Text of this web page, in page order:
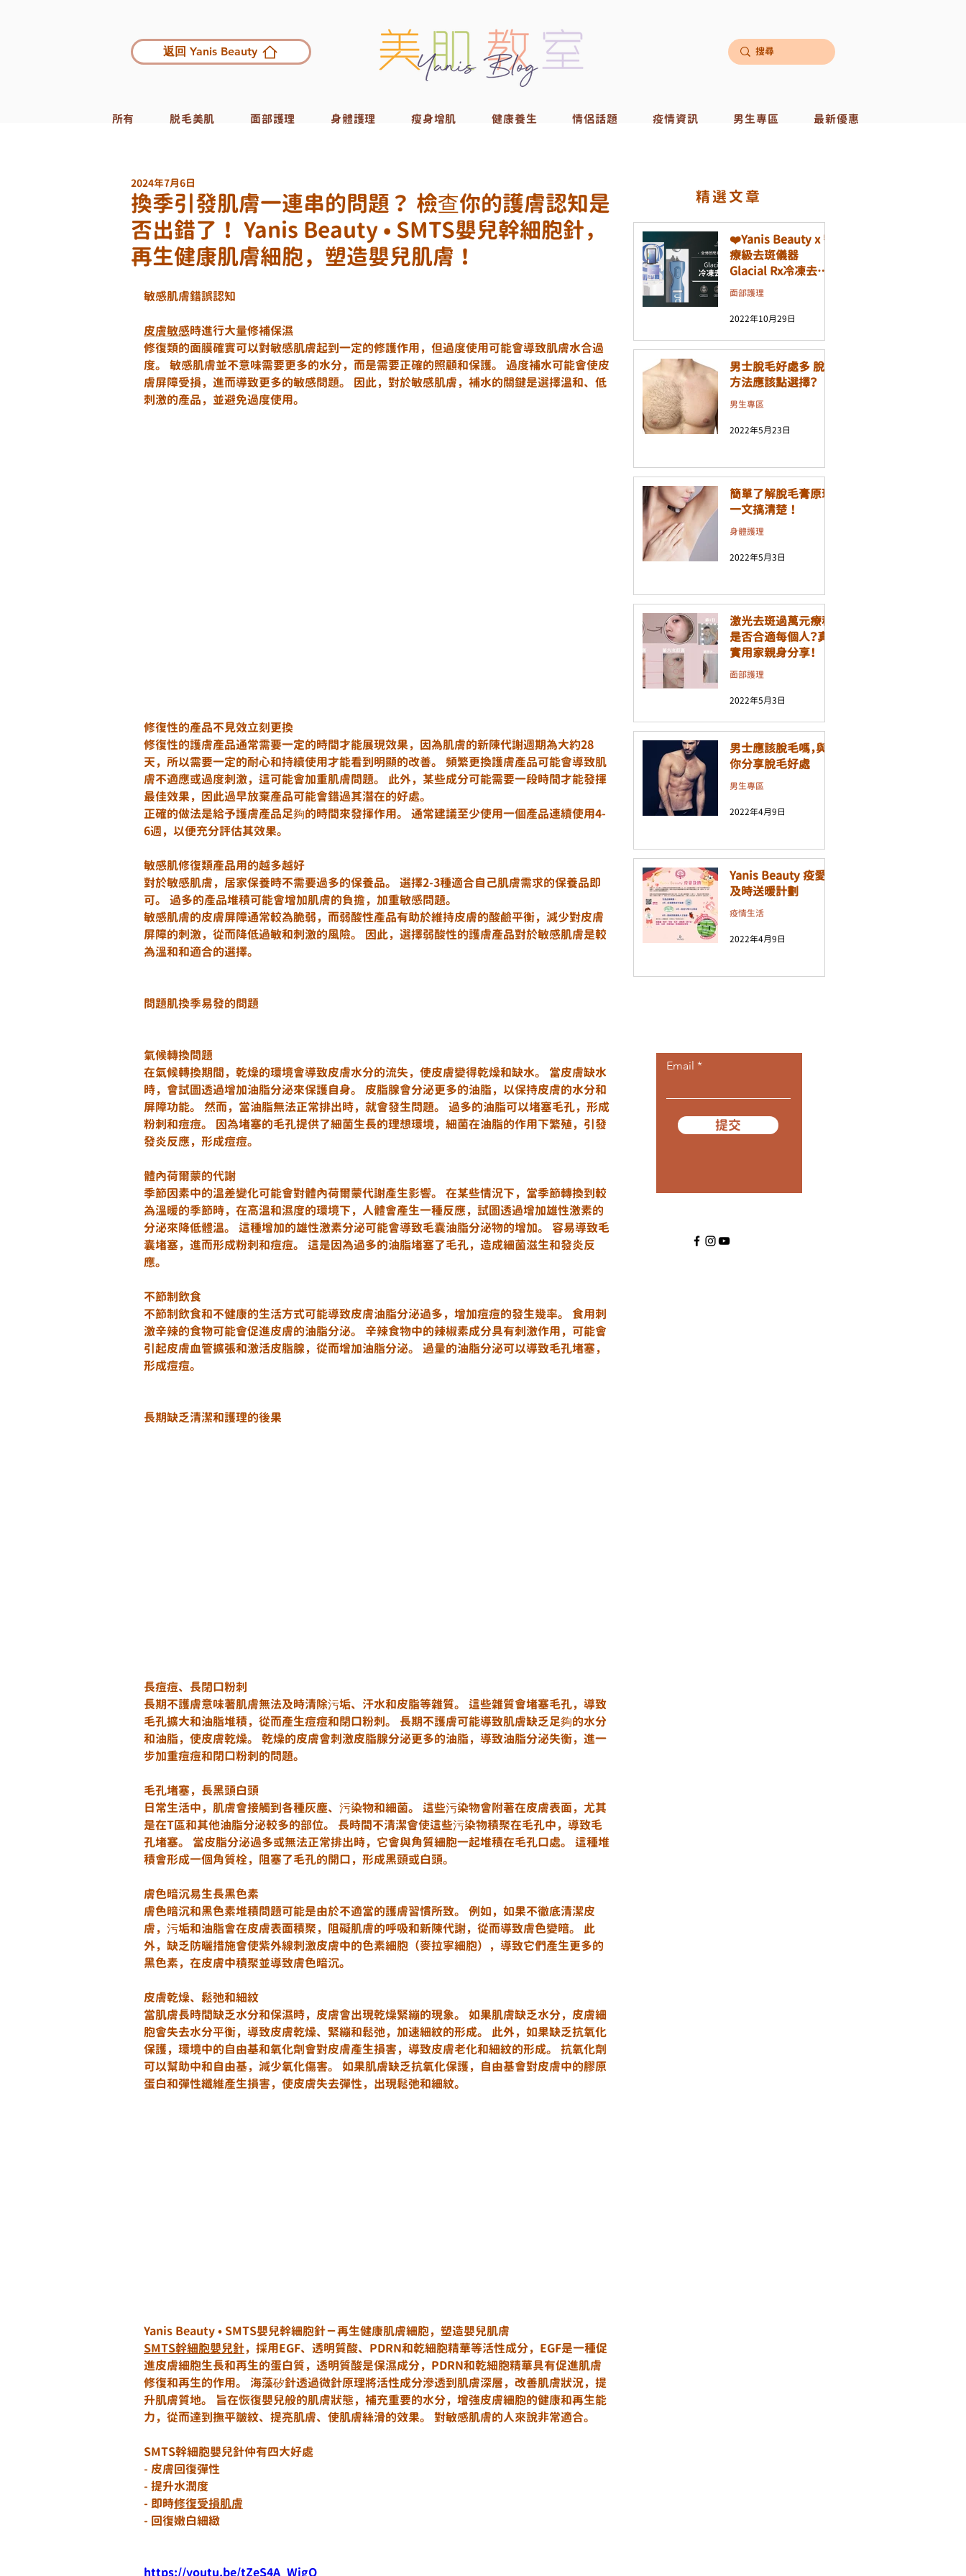
返回 Yanis Beauty
所有 脱毛美肌 面部護理 身體護理 瘦身增肌 健康養生 情侶話題 疫情資訊 男生專區 最新優惠
換季引發肌膚一連串的問題？ 檢查你的護膚認知是
否出錯了！ Yanis Beauty • SMTS嬰兒幹細胞針，
再生健康肌膚細胞，塑造嬰兒肌膚！
2024年7月6日
敏感肌膚錯誤認知
皮膚敏感時進行大量修補保濕
修復類的面膜確實可以對敏感肌膚起到一定的修護作用，但過度使用可能會導致肌膚水合過
度。 敏感肌膚並不意味需要更多的水分，而是需要正確的照顧和保護。 過度補水可能會使皮
膚屏障受損，進而導致更多的敏感問題。 因此，對於敏感肌膚，補水的關鍵是選擇溫和、低
刺激的產品，並避免過度使用。
修復性的產品不見效立刻更換
修復性的護膚產品通常需要一定的時間才能展現效果，因為肌膚的新陳代謝週期為大約28
天，所以需要一定的耐心和持續使用才能看到明顯的改善。 頻繁更換護膚產品可能會導致肌
膚不適應或過度刺激，這可能會加重肌膚問題。 此外，某些成分可能需要一段時間才能發揮
最佳效果，因此過早放棄產品可能會錯過其潛在的好處。
正確的做法是給予護膚產品足夠的時間來發揮作用。 通常建議至少使用一個產品連續使用4-
6週，以便充分評估其效果。
敏感肌修復類產品用的越多越好
對於敏感肌膚，居家保養時不需要過多的保養品。 選擇2-3種適合自己肌膚需求的保養品即
可。 過多的產品堆積可能會增加肌膚的負擔，加重敏感問題。
敏感肌膚的皮膚屏障通常較為脆弱，而弱酸性產品有助於維持皮膚的酸鹼平衡，減少對皮膚
屏障的刺激，從而降低過敏和刺激的風險。 因此，選擇弱酸性的護膚產品對於敏感肌膚是較
為溫和和適合的選擇。
問題肌換季易發的問題
氣候轉換問題
在氣候轉換期間，乾燥的環境會導致皮膚水分的流失，使皮膚變得乾燥和缺水。 當皮膚缺水
時，會試圖透過增加油脂分泌來保護自身。 皮脂腺會分泌更多的油脂，以保持皮膚的水分和
屏障功能。 然而，當油脂無法正常排出時，就會發生問題。 過多的油脂可以堵塞毛孔，形成
粉刺和痘痘。 因為堵塞的毛孔提供了細菌生長的理想環境，細菌在油脂的作用下繁殖，引發
發炎反應，形成痘痘。
體內荷爾蒙的代謝
季節因素中的溫差變化可能會對體內荷爾蒙代謝產生影響。 在某些情況下，當季節轉換到較
為溫暖的季節時，在高溫和濕度的環境下，人體會產生一種反應，試圖透過增加雄性激素的
分泌來降低體溫。 這種增加的雄性激素分泌可能會導致毛囊油脂分泌物的增加。 容易導致毛
囊堵塞，進而形成粉刺和痘痘。 這是因為過多的油脂堵塞了毛孔，造成細菌滋生和發炎反
應。
不節制飲食
不節制飲食和不健康的生活方式可能導致皮膚油脂分泌過多，增加痘痘的發生幾率。 食用刺
激辛辣的食物可能會促進皮膚的油脂分泌。 辛辣食物中的辣椒素成分具有刺激作用，可能會
引起皮膚血管擴張和激活皮脂腺，從而增加油脂分泌。 過量的油脂分泌可以導致毛孔堵塞，
形成痘痘。
長期缺乏清潔和護理的後果
長痘痘、長閉口粉刺
長期不護膚意味著肌膚無法及時清除污垢、汗水和皮脂等雜質。 這些雜質會堵塞毛孔，導致
毛孔擴大和油脂堆積，從而產生痘痘和閉口粉刺。 長期不護膚可能導致肌膚缺乏足夠的水分
和油脂，使皮膚乾燥。 乾燥的皮膚會刺激皮脂腺分泌更多的油脂，導致油脂分泌失衡，進一
步加重痘痘和閉口粉刺的問題。
毛孔堵塞，長黑頭白頭
日常生活中，肌膚會接觸到各種灰塵、污染物和細菌。 這些污染物會附著在皮膚表面，尤其
是在T區和其他油脂分泌較多的部位。 長時間不清潔會使這些污染物積聚在毛孔中，導致毛
孔堵塞。 當皮脂分泌過多或無法正常排出時，它會與角質細胞一起堆積在毛孔口處。 這種堆
積會形成一個角質栓，阻塞了毛孔的開口，形成黑頭或白頭。
膚色暗沉易生長黑色素
膚色暗沉和黑色素堆積問題可能是由於不適當的護膚習慣所致。 例如，如果不徹底清潔皮
膚，污垢和油脂會在皮膚表面積聚，阻礙肌膚的呼吸和新陳代謝，從而導致膚色變暗。 此
外，缺乏防曬措施會使紫外線刺激皮膚中的色素細胞（麥拉寧細胞），導致它們產生更多的
黑色素，在皮膚中積聚並導致膚色暗沉。
皮膚乾燥、鬆弛和細紋
當肌膚長時間缺乏水分和保濕時，皮膚會出現乾燥緊繃的現象。 如果肌膚缺乏水分，皮膚細
胞會失去水分平衡，導致皮膚乾燥、緊繃和鬆弛，加速細紋的形成。 此外，如果缺乏抗氧化
保護，環境中的自由基和氧化劑會對皮膚產生損害，導致皮膚老化和細紋的形成。 抗氧化劑
可以幫助中和自由基，減少氧化傷害。 如果肌膚缺乏抗氧化保護，自由基會對皮膚中的膠原
蛋白和彈性纖維產生損害，使皮膚失去彈性，出現鬆弛和細紋。
Yanis Beauty • SMTS嬰兒幹細胞針－再生健康肌膚細胞，塑造嬰兒肌膚
SMTS幹細胞嬰兒針，採用EGF、透明質酸、PDRN和乾細胞精華等活性成分，EGF是一種促
進皮膚細胞生長和再生的蛋白質，透明質酸是保濕成分，PDRN和乾細胞精華具有促進肌膚
修復和再生的作用。 海藻矽針透過微針原理將活性成分滲透到肌膚深層，改善肌膚狀況，提
升肌膚質地。 旨在恢復嬰兒般的肌膚狀態，補充重要的水分，增強皮膚細胞的健康和再生能
力，從而達到撫平皺紋、提亮肌膚、使肌膚絲滑的效果。 對敏感肌膚的人來說非常適合。
SMTS幹細胞嬰兒針仲有四大好處
- 皮膚回復彈性
- 提升水潤度
- 即時修復受損肌膚
- 回復嫩白細緻
https://youtu.be/tZeS4A_WigQ
​精選文章
❤️Yanis Beauty x 醫
療級去斑儀器
Glacial Rx冷凍去斑
機❤️
面部護理
2022年10月29日
男士脫毛好處多 脫毛
方法應該點選擇？
男生專區
2022年5月23日
簡單了解脫毛膏原理
一文搞清楚 ！
身體護理
2022年5月3日
激光去斑過萬元療程
是否合適每個人？真
實用家親身分享！
面部護理
2022年5月3日
男士應該脫毛嗎，與
你分享脫毛好處
男生專區
2022年4月9日
Yanis Beauty 疫愛
及時送暖計劃
疫情生活
2022年4月9日
Email
提交